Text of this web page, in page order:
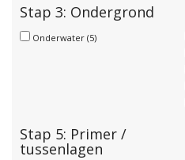
Stap 3: Ondergrond
Onderwater (5)
Stap 5: Primer /
tussenlagen